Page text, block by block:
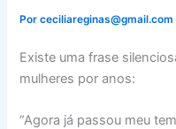
Porceciliareginas@gmail.com
Existe uma frase
mulheres por anos:
“Agora já passou meu